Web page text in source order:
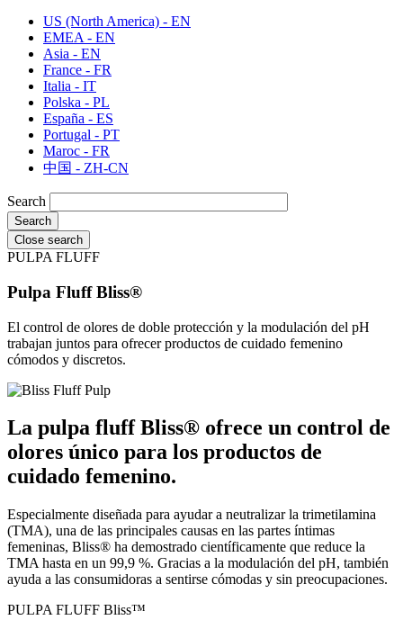
US (North America) - EN
EMEA - EN
Asia - EN
France - FR
Italia - IT
Polska - PL
España - ES
Portugal - PT
Maroc - FR
中国 - ZH-CN
Search
Close search
PULPA FLUFF
Pulpa Fluff Bliss®
El control de olores de doble protección y la modulación del pH
trabajan juntos para ofrecer productos de cuidado femenino
cómodos y discretos.
La pulpa fluff Bliss® ofrece un control de
olores único para los productos de
cuidado femenino.
Especialmente diseñada para ayudar a neutralizar la trimetilamina
(TMA), una de las principales causas en las partes íntimas
femeninas, Bliss® ha demostrado científicamente que reduce la
TMA hasta en un 99,9 %. Gracias a la modulación del pH, también
ayuda a las consumidoras a sentirse cómodas y sin preocupaciones.
PULPA FLUFF Bliss™